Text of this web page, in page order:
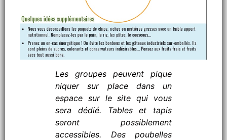
Les groupes peuvent pique
niquer sur place dans un
espace sur le site qui vous
sera dédié. Tables et tapis
seront possiblement
accessibles. Des poubelles